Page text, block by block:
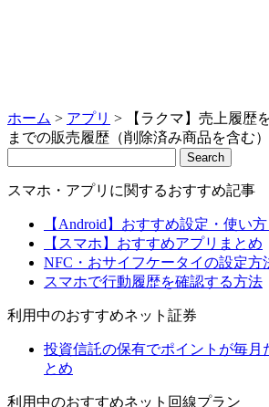
ホーム > アプリ >
【ラクマ】売上履歴
までの販売履歴（削除済み商品を含む）
Search
スマホ・アプリに関するおすすめ記事
【Android】おすすめ設定・使い
【スマホ】おすすめアプリまとめ
NFC・おサイフケータイの設定方
スマホで行動履歴を確認する方法
利用中のおすすめネット証券
投資信託の保有でポイントが毎月
とめ
利用中のおすすめネット回線プラン